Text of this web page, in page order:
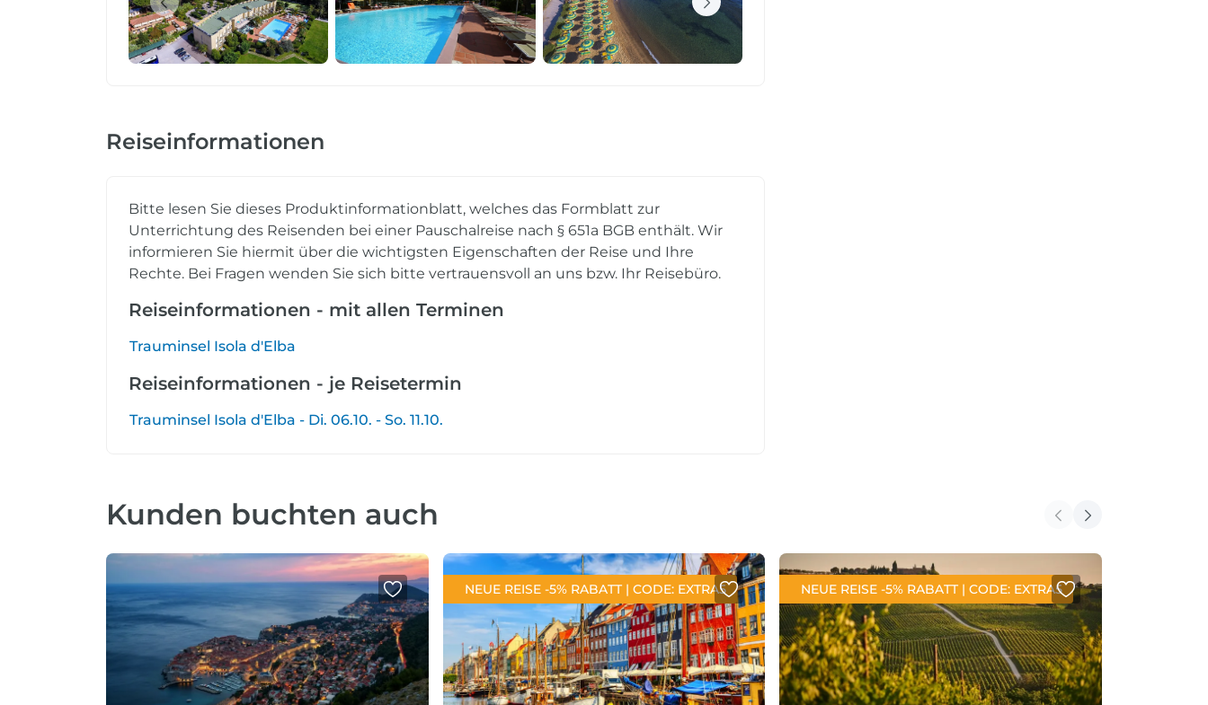
Reiseinformationen
Bitte lesen Sie dieses Produktinformationblatt, welches das Formblatt zur
Unterrichtung des Reisenden bei einer Pauschalreise nach § 651a BGB enthält. Wir
informieren Sie hiermit über die wichtigsten Eigenschaften der Reise und Ihre
Rechte. Bei Fragen wenden Sie sich bitte vertrauensvoll an uns bzw. Ihr Reisebüro.
Reiseinformationen - mit allen Terminen
Trauminsel Isola d'Elba
Reiseinformationen - je Reisetermin
Trauminsel Isola d'Elba - Di. 06.10. - So. 11.10.
Kunden buchten auch
NEUE REISE -5% RABATT | CODE: EXTRA5 NEUE REISE -5% RABATT | CODE: EXTRA5